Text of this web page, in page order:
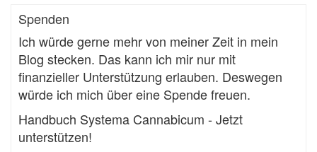
Spenden
Ich würde gerne mehr von meiner Zeit in mein
Blog stecken. Das kann ich mir nur mit
finanzieller Unterstützung erlauben. Deswegen
würde ich mich über eine Spende freuen.
Handbuch Systema Cannabicum - Jetzt
unterstützen!